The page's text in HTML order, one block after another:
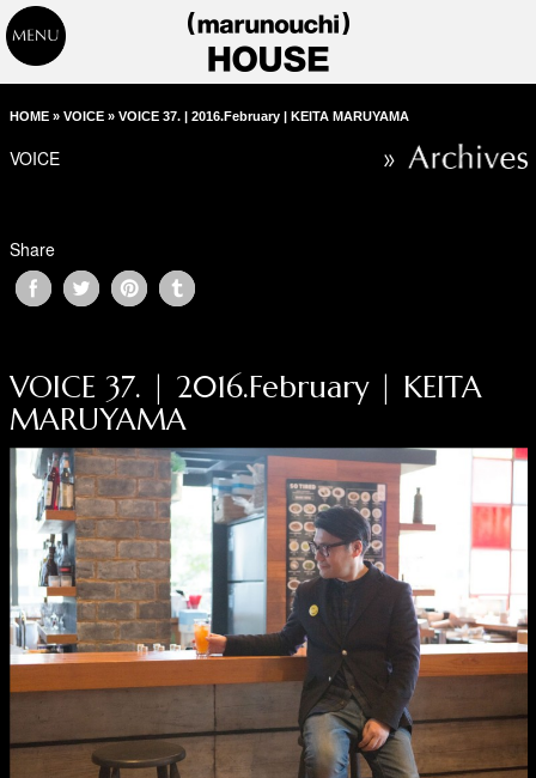
HOME» VOICE» VOICE 37. | 2016.February | KEITA MARUYAMA
VOICE
Share
VOICE 37. | 2016.February | KEITA
MARUYAMA